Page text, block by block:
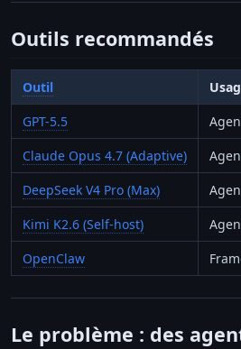
Outils recommandés
Outil
GPT-5.5
Claude Opus 4.7 (Adaptive)
DeepSeek V4 Pro (Max)
Kimi K2.6 (Self-host)
OpenClaw
Le problème : des